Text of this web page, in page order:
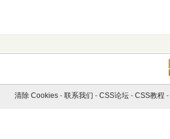
清除 Cookies- 联系我们 - CSS论坛- CSS教程 -